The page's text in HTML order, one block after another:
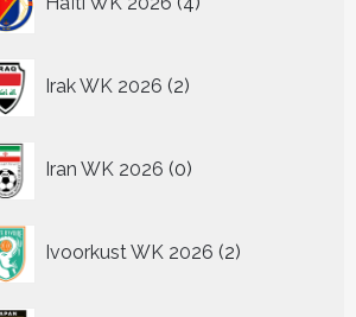
producten
Irak WK 2026 2
producten
Iran WK 2026 0
producten
Ivoorkust WK 2026 2
producten